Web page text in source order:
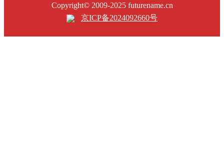
Copyright© 2009-2025 futurename.cn
京ICP备2024092660号